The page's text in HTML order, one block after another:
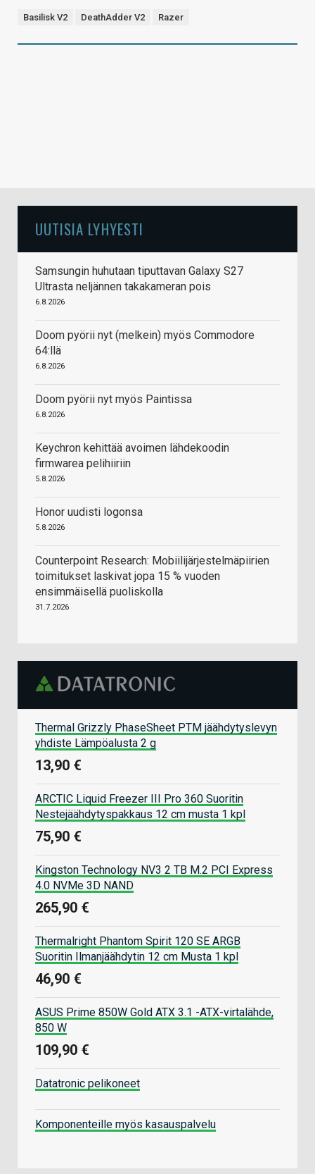
Basilisk V2 DeathAdder V2 Razer
UUTISIA LYHYESTI
Samsungin huhutaan tiputtavan Galaxy S27
Ultrasta neljännen takakameran pois
6.8.2026
Doom pyörii nyt (melkein) myös Commodore
64:llä
6.8.2026
Doom pyörii nyt myös Paintissa
6.8.2026
Keychron kehittää avoimen lähdekoodin
firmwarea pelihiiriin
5.8.2026
Honor uudisti logonsa
5.8.2026
Counterpoint Research: Mobiilijärjestelmäpiirien
toimitukset laskivat jopa 15 % vuoden
ensimmäisellä puoliskolla
31.7.2026
Thermal Grizzly PhaseSheet PTM jäähdytyslevyn
yhdiste Lämpöalusta 2 g
13,90 €
ARCTIC Liquid Freezer III Pro 360 Suoritin
Nestejäähdytyspakkaus 12 cm musta 1 kpl
75,90 €
Kingston Technology NV3 2 TB M.2 PCI Express
4.0 NVMe 3D NAND
265,90 €
Thermalright Phantom Spirit 120 SE ARGB
Suoritin Ilmanjäähdytin 12 cm Musta 1 kpl
46,90 €
ASUS Prime 850W Gold ATX 3.1 -ATX-virtalähde,
850 W
109,90 €
Datatronic pelikoneet
Komponenteille myös kasauspalvelu